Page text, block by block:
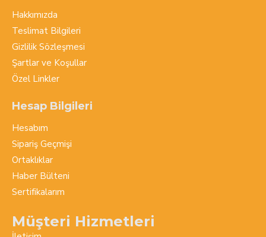
Hakkımızda
Teslimat Bilgileri
Gizlilik Sözleşmesi
Şartlar ve Koşullar
Özel Linkler
Hesap Bilgileri
Hesabım
Sipariş Geçmişi
Ortaklıklar
Haber Bülteni
Sertifikalarım
Müşteri Hizmetleri